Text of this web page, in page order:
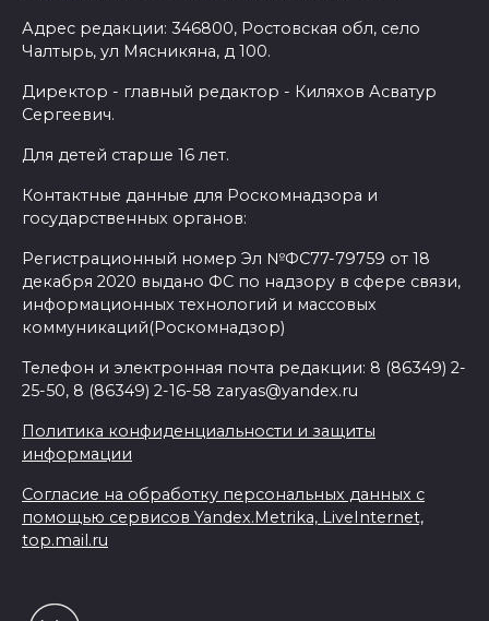
Адрес редакции: 346800, Ростовская обл, село
Чалтырь, ул Мясникяна, д 100.
Директор - главный редактор - Киляхов Асватур
Сергеевич.
Для детей старше 16 лет.
Контактные данные для Роскомнадзора и
государственных органов:
Регистрационный номер Эл №ФС77-79759 от 18
декабря 2020 выдано ФС по надзору в сфере связи,
информационных технологий и массовых
коммуникаций(Роскомнадзор)
Телефон и электронная почта редакции: 8 (86349) 2-
25-50, 8 (86349) 2-16-58 zaryas@yandex.ru
Политика конфиденциальности и защиты
информации
Согласие на обработку персональных данных с
помощью сервисов Yandex.Metrika, LiveInternet,
top.mail.ru